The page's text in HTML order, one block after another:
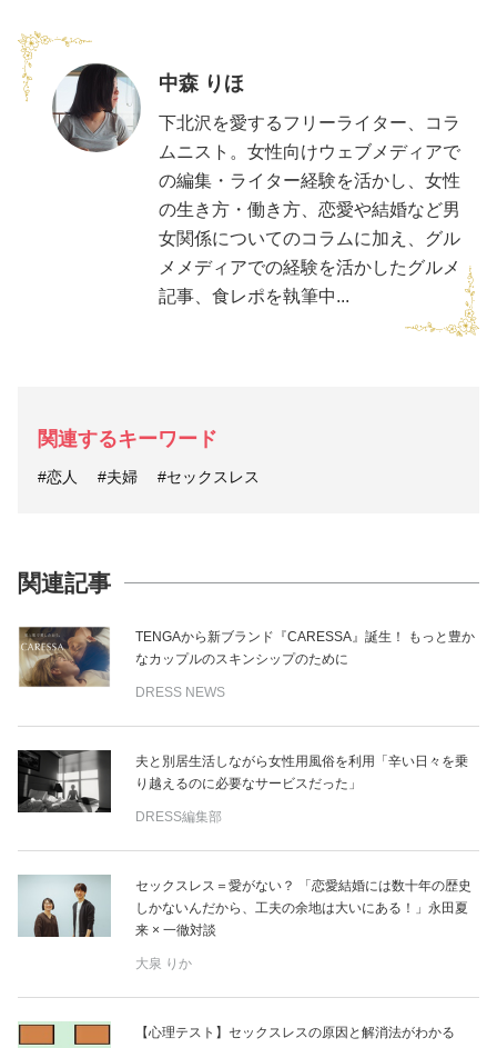
中森 りほ
下北沢を愛するフリーライター、コラ
ムニスト。女性向けウェブメディアで
の編集・ライター経験を活かし、女性
の生き方・働き方、恋愛や結婚など男
女関係についてのコラムに加え、グル
メメディアでの経験を活かしたグルメ
記事、食レポを執筆中...
関連するキーワード
#恋人 #夫婦 #セックスレス
関連記事
TENGAから新ブランド『CARESSA』誕生！ もっと豊か
なカップルのスキンシップのために
DRESS NEWS
夫と別居生活しながら女性用風俗を利用「辛い日々を乗
り越えるのに必要なサービスだった」
DRESS編集部
セックスレス＝愛がない？ 「恋愛結婚には数十年の歴史
しかないんだから、工夫の余地は大いにある！」永田夏
来 × 一徹対談
大泉 りか
【心理テスト】セックスレスの原因と解消法がわかる